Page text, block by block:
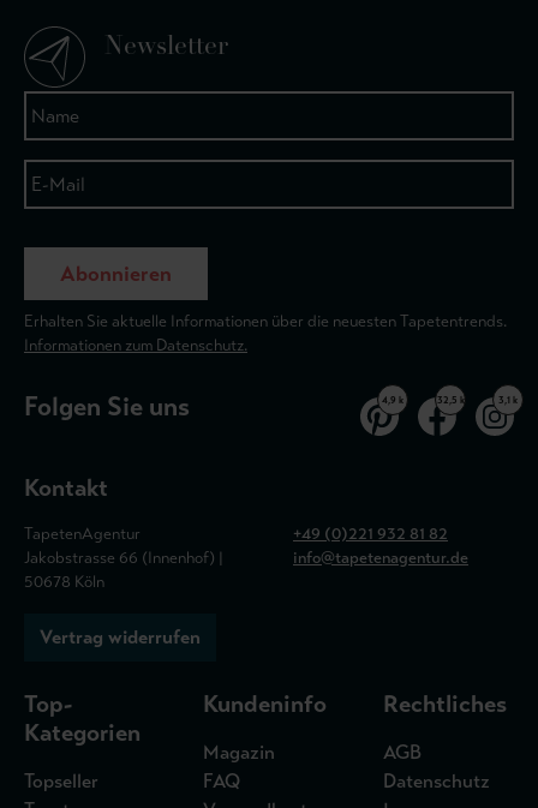
Newsletter
Abonnieren
Erhalten Sie aktuelle Informationen über die neuesten Tapetentrends.
Informationen zum Datenschutz.
Folgen Sie uns 4,9 k 32,5 k 3,1 k
Kontakt
TapetenAgentur
Jakobstrasse 66 (Innenhof) |
50678 Köln
+49 (0)221 932 81 82
info@tapetenagentur.de
Vertrag widerrufen
Top-
Kategorien
Topseller
Kundeninfo
Magazin
FAQ
Rechtliches
AGB
Datenschutz